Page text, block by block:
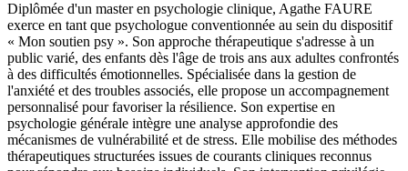
Diplômée d'un master en psychologie clinique, Agathe FAURE
exerce en tant que psychologue conventionnée au sein du dispositif
« Mon soutien psy ». Son approche thérapeutique s'adresse à un
public varié, des enfants dès l'âge de trois ans aux adultes confrontés
à des difficultés émotionnelles. Spécialisée dans la gestion de
l'anxiété et des troubles associés, elle propose un accompagnement
personnalisé pour favoriser la résilience. Son expertise en
psychologie générale intègre une analyse approfondie des
mécanismes de vulnérabilité et de stress. Elle mobilise des méthodes
thérapeutiques structurées issues de courants cliniques reconnus